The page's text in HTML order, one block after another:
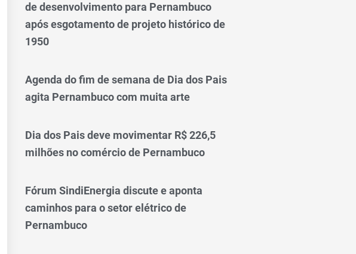
de desenvolvimento para Pernambuco
após esgotamento de projeto histórico de
1950
Agenda do fim de semana de Dia dos Pais
agita Pernambuco com muita arte
Dia dos Pais deve movimentar R$ 226,5
milhões no comércio de Pernambuco
Fórum SindiEnergia discute e aponta
caminhos para o setor elétrico de
Pernambuco